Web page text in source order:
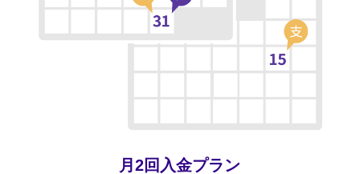
月2回入金プラン